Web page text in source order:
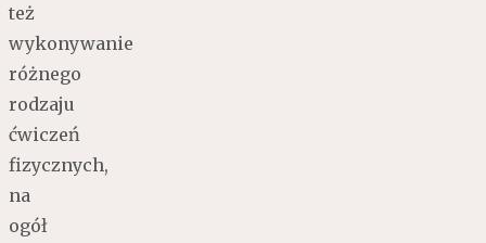
też
wykonywanie
różnego
rodzaju
ćwiczeń
fizycznych,
na
ogół